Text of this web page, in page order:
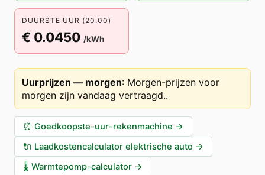
DUURSTE UUR (20:00)
€ 0.0450 /kWh
Uurprijzen — morgen: Morgen-prijzen voor
morgen zijn vandaag vertraagd..
⏰ Goedkoopste-uur-rekenmachine →
🔌 Laadkostencalculator elektrische auto →
🌡️ Warmtepomp-calculator →